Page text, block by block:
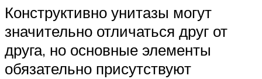
Конструктивно унитазы могут
значительно отличаться друг от
друга, но основные элементы
обязательно присутствуют